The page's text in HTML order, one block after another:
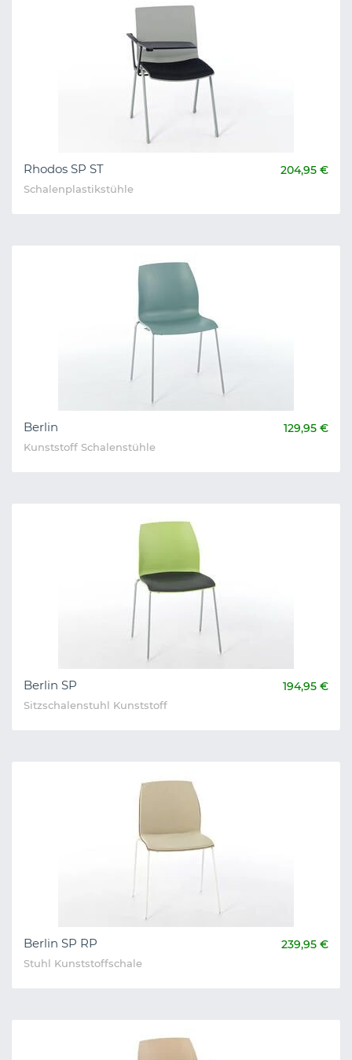
Rhodos SP ST 204,95 €
Schalenplastikstühle
Berlin 129,95 €
Kunststoff Schalenstühle
Berlin SP 194,95 €
Sitzschalenstuhl Kunststoff
Berlin SP RP 239,95 €
Stuhl Kunststoffschale